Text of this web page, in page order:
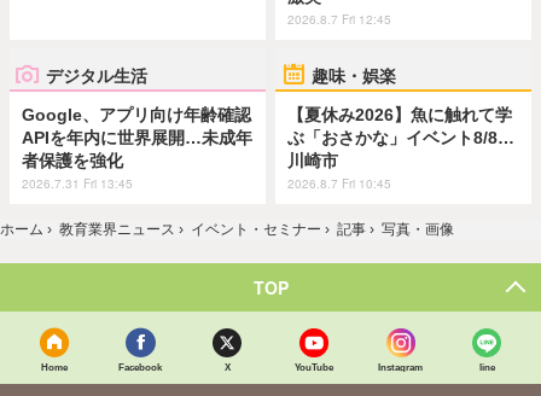
2026.8.7 Fri 12:45
デジタル生活
Google、アプリ向け年齢確認
APIを年内に世界展開…未成年
者保護を強化
2026.7.31 Fri 13:45
趣味・娯楽
【夏休み2026】魚に触れて学
ぶ「おさかな」イベント8/8…
川崎市
2026.8.7 Fri 10:45
ホーム › 教育業界ニュース › イベント・セミナー › 記事 › 写真・画像
TOP
Home Facebook X YouTube Instagram line